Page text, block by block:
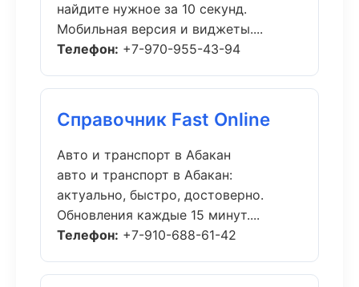
найдите нужное за 10 секунд.
Мобильная версия и виджеты....
Телефон: +7-970-955-43-94
Справочник Fast Online
Авто и транспорт в Абакан
авто и транспорт в Абакан:
актуально, быстро, достоверно.
Обновления каждые 15 минут....
Телефон: +7-910-688-61-42